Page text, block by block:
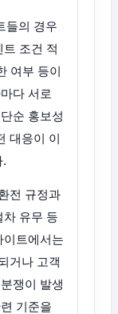
들의 경우
조건 적
여부 등이
다 서로
순 홍보성
대응이 이
.
전 규정과
차 유무 등
이트에서는
거나 고객
쟁이 발생
기준을